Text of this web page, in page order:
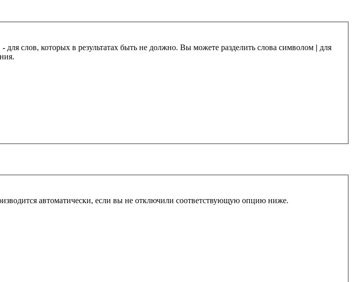
- для слов, которых в результатах быть не должно. Вы можете разделить слова символом | для
автоматически, если вы не отключили соответствующую опцию ниже.